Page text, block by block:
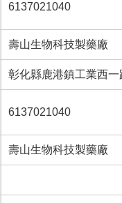
6137021040
壽山生物科技製藥廠
彰化縣鹿港鎮工業西一
6137021040
壽山生物科技製藥廠